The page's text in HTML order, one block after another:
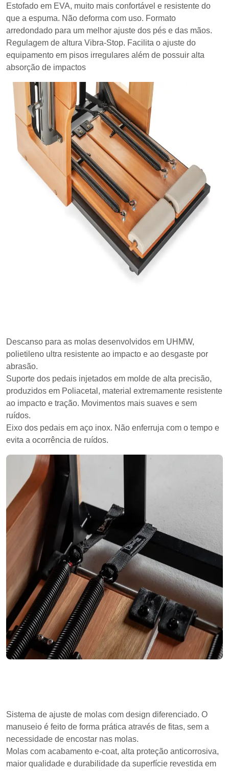
Estofado em EVA, muito mais confortável e resistente do
que a espuma. Não deforma com uso. Formato
arredondado para um melhor ajuste dos pés e das mãos.
Regulagem de altura Vibra-Stop. Facilita o ajuste do
equipamento em pisos irregulares além de possuir alta
absorção de impactos
Descanso para as molas desenvolvidos em UHMW,
polietileno ultra resistente ao impacto e ao desgaste por
abrasão.
Suporte dos pedais injetados em molde de alta precisão,
produzidos em Poliacetal, material extremamente resistente
ao impacto e tração. Movimentos mais suaves e sem
ruídos.
Eixo dos pedais em aço inox. Não enferruja com o tempo e
evita a ocorrência de ruídos.
Sistema de ajuste de molas com design diferenciado. O
manuseio é feito de forma prática através de fitas, sem a
necessidade de encostar nas molas.
Molas com acabamento e-coat, alta proteção anticorrosiva,
maior qualidade e durabilidade da superfície revestida em